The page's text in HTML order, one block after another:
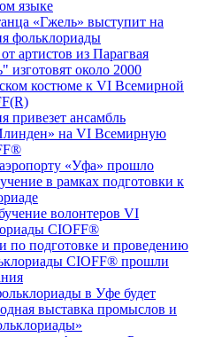
языке
«Гжель» выступит на
фольклориады
артистов из Парагвая
около 2000
костюме к VI Всемирной
привезет ансамбль
на VI Всемирную
«Уфа» прошло
в рамках подготовки к
волонтеров VI
CIOFF®️
по подготовке и проведению
CIOFF®️ прошли
в Уфе будет
выставка промыслов и